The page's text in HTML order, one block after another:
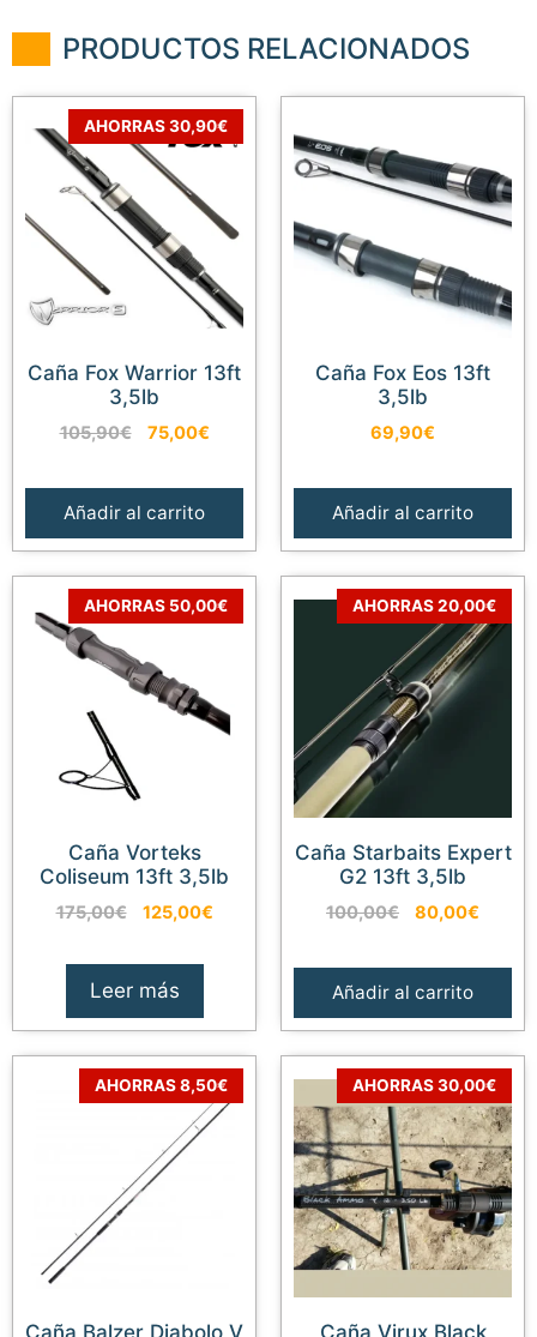
PRODUCTOS RELACIONADOS
AHORRAS 30,90€
Caña Fox Warrior 13ft
3,5lb
105,90€
El
era:
75,00€El
Añadir al carrito
Caña Fox Eos 13ft
3,5lb
69,90€
Añadir al carrito
AHORRAS 50,00€
Caña Vorteks
Coliseum 13ft 3,5lb
175,00€
El
original
era:
125,00€El
Leer más
AHORRAS 20,00€
Caña Starbaits Expert
G2 13ft 3,5lb
100,00€
El
era:
80,00€
Añadir al carrito
AHORRAS 8,50€
Caña Balzer Diabolo V
AHORRAS 30,00€
Caña Virux Black